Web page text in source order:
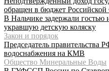
обращен в бюджет
В Нальчике задержали гостью
укравшую детскую коляску
Закон и порядок
Председатель правительства
водоснабжения на КМВ
Общество Минеральные Воды